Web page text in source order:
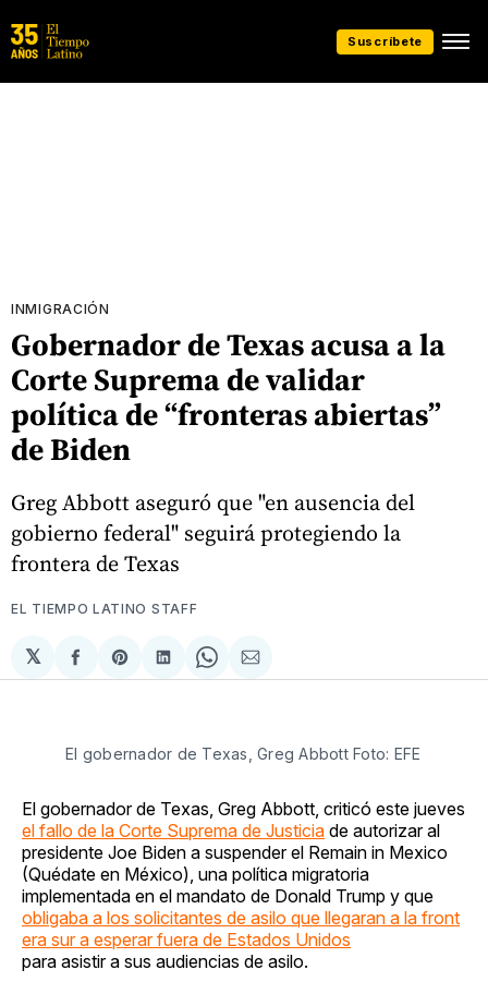
Suscríbete
INMIGRACIÓN
Gobernador de Texas acusa a la
Corte Suprema de validar
política de “fronteras abiertas”
de Biden
Greg Abbott aseguró que "en ausencia del
gobierno federal" seguirá protegiendo la
frontera de Texas
EL TIEMPO LATINO STAFF
𝕏
Compartir
en
Share
on
Compartir
en
Share
on
Compartir
via
El gobernador de Texas, Greg Abbott Foto: EFE
El gobernador de Texas, Greg Abbott, criticó este jueves
el fallo de la Corte Suprema de Justicia de autorizar al
presidente Joe Biden a suspender el Remain in Mexico
(Quédate en México), una política migratoria
implementada en el mandato de Donald Trump y que
obligaba a los solicitantes de asilo que llegaran a la front
era sur a esperar fuera de Estados Unidos
para asistir a sus audiencias de asilo.